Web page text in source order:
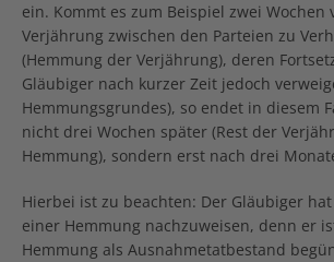
ein. Kommt es zum Beispiel zwei Wochen
Verjährung zwischen den Parteien zu
(Hemmung der Verjährung), deren
Gläubiger nach kurzer Zeit jedoch
Hemmungsgrundes), so endet in diesem
nicht drei Wochen später (Rest der
Hemmung), sondern erst nach drei
Hierbei ist zu beachten: Der Gläubiger
einer Hemmung nachzuweisen, denn er
Hemmung als Ausnahmetatbestand